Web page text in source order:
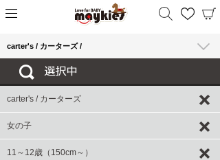
carter's / カーターズ /
carter's / カーターズ
女の子
11～12歳（150cm～）